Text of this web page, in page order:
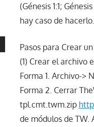
(Génesis 1:1;
hay caso de hacerlo.
Pasos para Crear
(1) Crear el archivo
Forma 1. Archivo->
Forma 2. Cerrar
tpl.cmt.twm.zip
de módulos de TW.